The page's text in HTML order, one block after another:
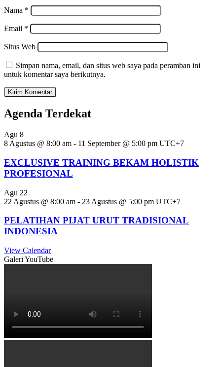
Nama *
Email *
Situs Web
Simpan nama, email, dan situs web saya pada peramban ini
untuk komentar saya berikutnya.
Agenda Terdekat
Agu 8
8 Agustus @ 8:00 am - 11 September @ 5:00 pm UTC+7
EXCLUSIVE TRAINING BEKAM HOLISTIK
PROFESIONAL
Agu 22
22 Agustus @ 8:00 am - 23 Agustus @ 5:00 pm UTC+7
PELATIHAN PIJAT URUT TRADISIONAL
INDONESIA
View Calendar
Galeri YouTube